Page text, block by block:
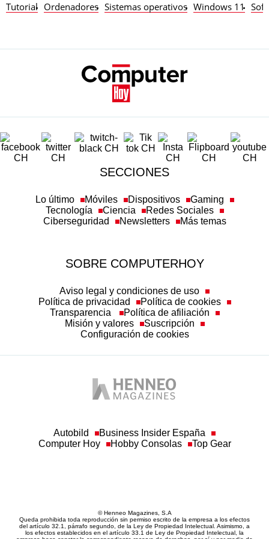
Tutorial Ordenadores Sistemas operativos Windows 11
SECCIONES
Tecnología
Ciencia
Redes Sociales
Ciberseguridad
Newsletters Más temas
Política de privacidad
Política de cookies
Transparencia
Política de afiliación
Misión y valores
Suscripción
Configuración de cookies
Computer Hoy
Hobby Consolas Top Gear
del artículo 32.1, párrafo segundo, de la Ley de Propiedad Intelectual. Asimismo, a
los efectos establecidos en el artículo 33.1 de Ley de Propiedad Intelectual, la
empresa hace constar la correspondiente reserva de derechos, por sí y por medio de
sus redactores o autores.